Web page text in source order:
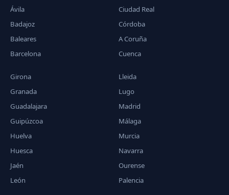
Ávila
Badajoz
Baleares
Barcelona
Ciudad Real
Córdoba
A Coruña
Cuenca
Girona
Granada
Guadalajara
Guipúzcoa
Huelva
Huesca
Jaén
León
Lleida
Lugo
Madrid
Málaga
Murcia
Navarra
Ourense
Palencia